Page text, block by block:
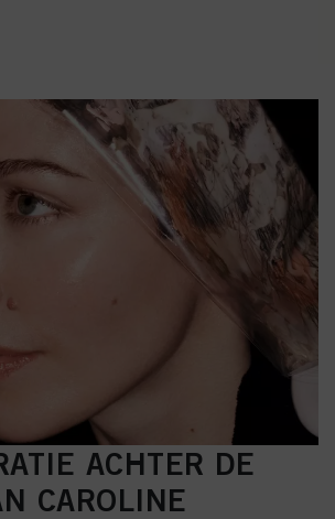
ACHTER DE
CAROLINE
gaat u akkoord met het gebruik van cookies en met
voor alle hierboven vermelde
klikt, worden alleen cookies gebruikt die
zijn om u deze website aan te kunnen bieden..